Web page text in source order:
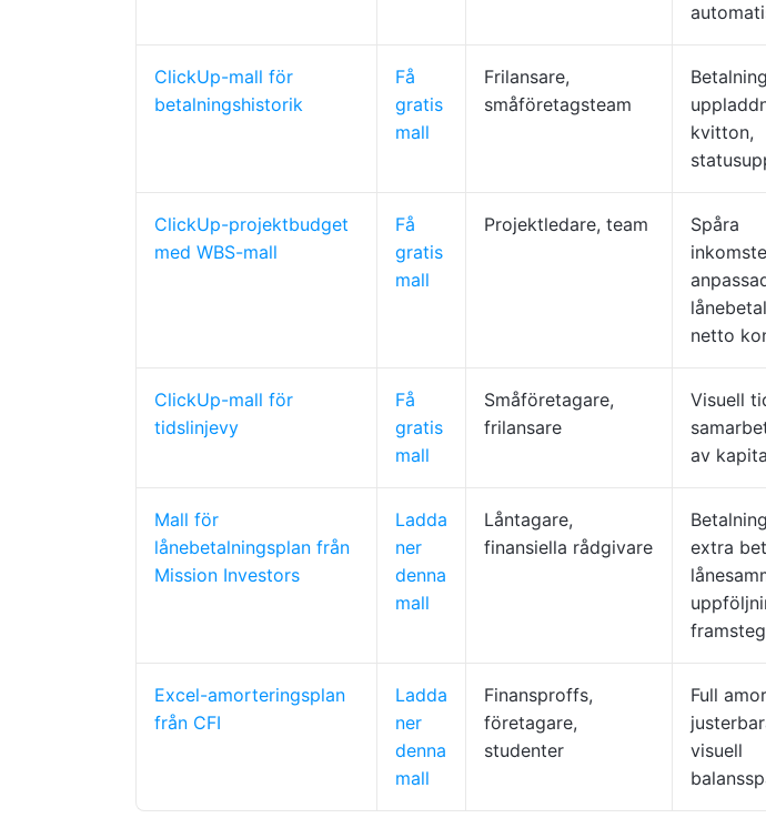
ClickUp-mall för
betalningshistorik
Få
gratis
mall
Frilansare,
småföretagsteam
kvitton,
ClickUp-projektbudget
med WBS-mall
Få
gratis
mall
Projektledare, team
Spåra
netto
ClickUp-mall för
tidslinjevy
Få
gratis
mall
Småföretagare,
frilansare
Visuell
av
Mall för
lånebetalningsplan från
Mission Investors
Ladda
ner
denna
mall
Låntagare,
finansiella rådgivare
extra
framsteg
Excel-amorteringsplan
från CFI
Ladda
ner
denna
mall
Finansproffs,
företagare,
studenter
Full
visuell